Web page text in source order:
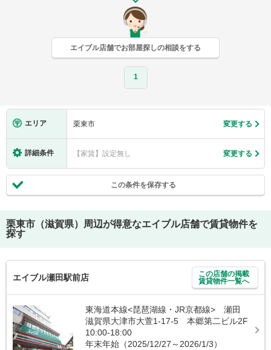
エイブル店舗でお部屋探しの相談をする
1
エリア 栗東市 変更する
詳細条件 【家賃】設定無し 変更する
この条件を保存する
栗東市（滋賀県）
周辺が得意なエイブル店舗で賃貸物件を
探す
エイブル瀬田駅前店
この店舗の掲載
賃貸物件一覧へ
東海道本線<琵琶湖線・JR京都線> 瀬田
滋賀県大津市大萱1-17-5 本郷第二ビル2F
10:00-18:00
年末年始（2025/12/27～2026/1/3）